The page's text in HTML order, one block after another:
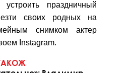
праздничный
своих родных на
снимком актер
Instagram.